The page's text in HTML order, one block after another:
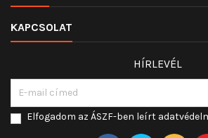
KAPCSOLAT
HÍRLEVÉL
Elfogadom az ÁSZF-ben leírt